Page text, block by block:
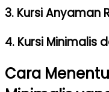
3. Kursi Anyaman
4. Kursi Minimalis
Cara